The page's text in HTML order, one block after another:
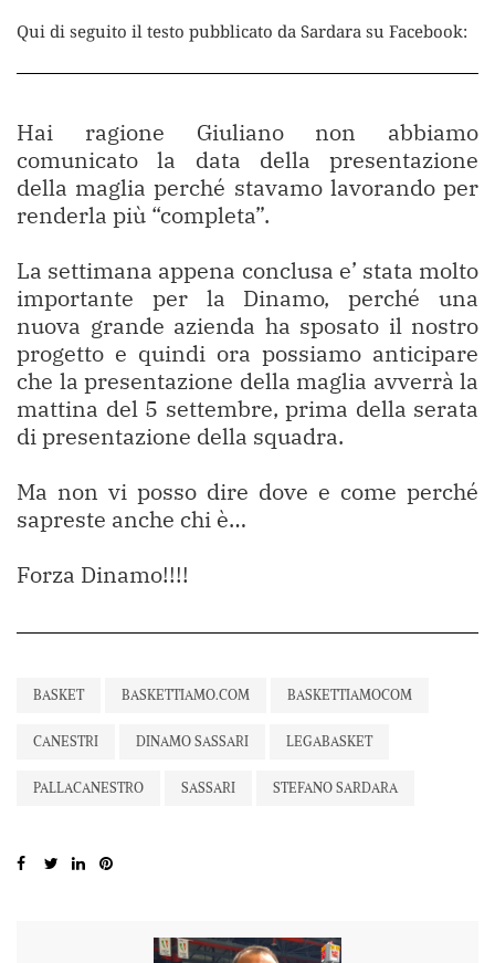
Qui di seguito il testo pubblicato da Sardara su Facebook:
Hai ragione Giuliano non abbiamo
comunicato la data della presentazione
della maglia perché stavamo lavorando per
renderla più “completa”.
La settimana appena conclusa e’ stata molto
importante per la Dinamo, perché una
nuova grande azienda ha sposato il nostro
progetto e quindi ora possiamo anticipare
che la presentazione della maglia avverrà la
mattina del 5 settembre, prima della serata
di presentazione della squadra.
Ma non vi posso dire dove e come perché
sapreste anche chi è…
Forza Dinamo!!!!
BASKET BASKETTIAMO.COM BASKETTIAMOCOM
CANESTRI DINAMO SASSARI LEGABASKET
PALLACANESTRO SASSARI STEFANO SARDARA